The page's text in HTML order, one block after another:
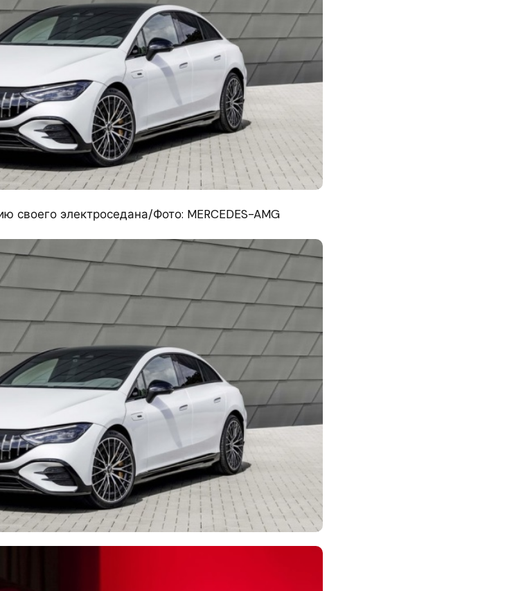
своего электроседана/Фото: MERCEDES-AMG